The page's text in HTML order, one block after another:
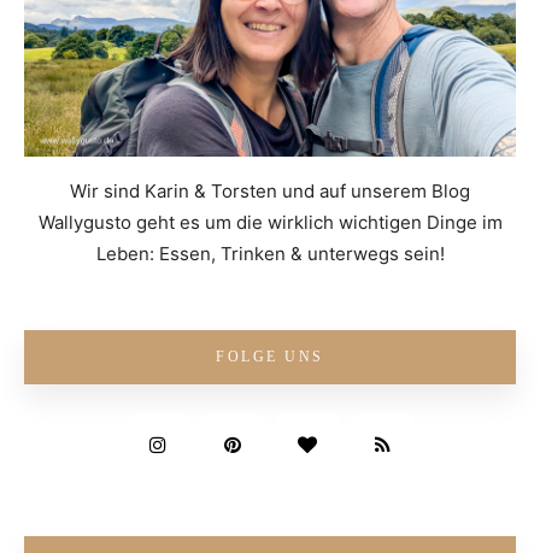
Wir sind Karin & Torsten und auf unserem Blog
Wallygusto geht es um die wirklich wichtigen Dinge im
Leben: Essen, Trinken & unterwegs sein!
FOLGE UNS